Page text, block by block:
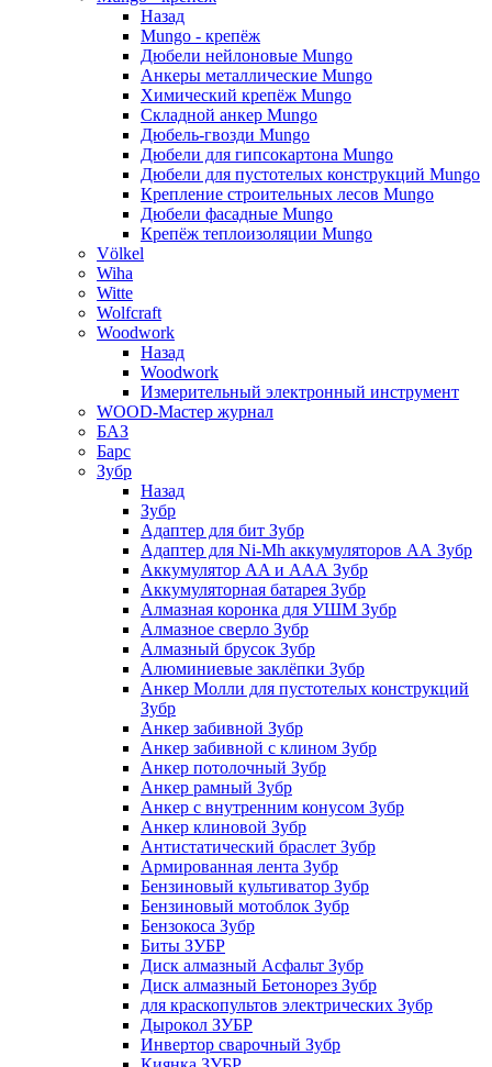
Назад
Mungo - крепёж
Дюбели нейлоновые Mungo
Анкеры металлические Mungo
Химический крепёж Mungo
Складной анкер Mungo
Дюбель-гвозди Mungo
Дюбели для гипсокартона Mungo
Дюбели для пустотелых конструкций Mungo
Крепление строительных лесов Mungo
Дюбели фасадные Mungo
Крепёж теплоизоляции Mungo
Völkel
Wiha
Witte
Wolfcraft
Woodwork
Назад
Woodwork
Измерительный электронный инструмент
WOOD-Мастер журнал
БАЗ
Барс
Зубр
Назад
Зубр
Адаптер для бит Зубр
Адаптер для Ni-Mh аккумуляторов АА Зубр
Аккумулятор AA и ААА Зубр
Аккумуляторная батарея Зубр
Алмазная коронка для УШМ Зубр
Алмазное сверло Зубр
Алмазный брусок Зубр
Алюминиевые заклёпки Зубр
Анкер Молли для пустотелых конструкций
Зубр
Анкер забивной Зубр
Анкер забивной с клином Зубр
Анкер потолочный Зубр
Анкер рамный Зубр
Анкер с внутренним конусом Зубр
Анкер клиновой Зубр
Антистатический браслет Зубр
Армированная лента Зубр
Бензиновый культиватор Зубр
Бензиновый мотоблок Зубр
Бензокоса Зубр
Биты ЗУБР
Диск алмазный Асфальт Зубр
Диск алмазный Бетонорез Зубр
для краскопультов электрических Зубр
Дырокол ЗУБР
Инвертор сварочный Зубр